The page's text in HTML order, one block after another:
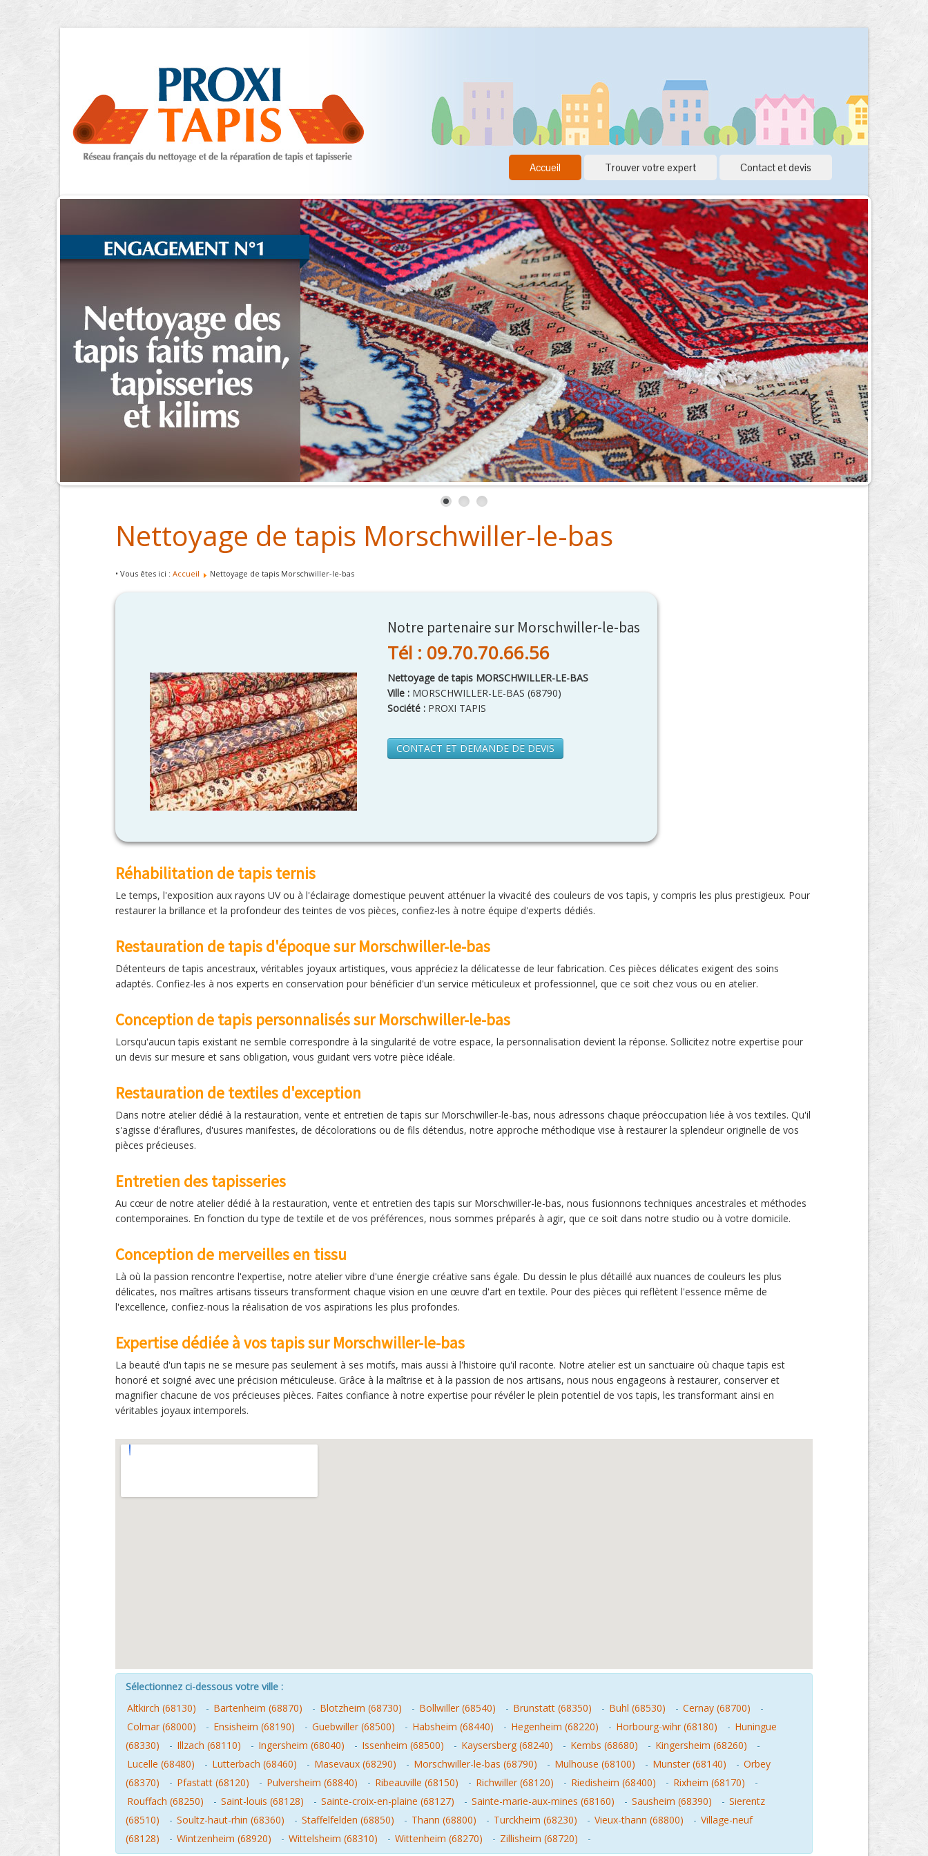
Accueil Trouver votre expert Contact et devis
Nettoyage de tapis Morschwiller-le-bas
• Vous êtes ici : Accueil Nettoyage de tapis Morschwiller-le-bas
Notre partenaire sur Morschwiller-le-bas
Tél : 09.70.70.66.56
Nettoyage de tapis MORSCHWILLER-LE-BAS
Ville : MORSCHWILLER-LE-BAS (68790)
Société : PROXI TAPIS
CONTACT ET DEMANDE DE DEVIS
Réhabilitation de tapis ternis
Le temps, l'exposition aux rayons UV ou à l'éclairage domestique peuvent atténuer la vivacité des couleurs de vos tapis, y compris les plus prestigieux. Pour
restaurer la brillance et la profondeur des teintes de vos pièces, confiez-les à notre équipe d'experts dédiés.
Restauration de tapis d'époque sur Morschwiller-le-bas
Détenteurs de tapis ancestraux, véritables joyaux artistiques, vous appréciez la délicatesse de leur fabrication. Ces pièces délicates exigent des soins
adaptés. Confiez-les à nos experts en conservation pour bénéficier d'un service méticuleux et professionnel, que ce soit chez vous ou en atelier.
Conception de tapis personnalisés sur Morschwiller-le-bas
Lorsqu'aucun tapis existant ne semble correspondre à la singularité de votre espace, la personnalisation devient la réponse. Sollicitez notre expertise pour
un devis sur mesure et sans obligation, vous guidant vers votre pièce idéale.
Restauration de textiles d'exception
Dans notre atelier dédié à la restauration, vente et entretien de tapis sur Morschwiller-le-bas, nous adressons chaque préoccupation liée à vos textiles. Qu'il
s'agisse d'éraflures, d'usures manifestes, de décolorations ou de fils détendus, notre approche méthodique vise à restaurer la splendeur originelle de vos
pièces précieuses.
Entretien des tapisseries
Au cœur de notre atelier dédié à la restauration, vente et entretien des tapis sur Morschwiller-le-bas, nous fusionnons techniques ancestrales et méthodes
contemporaines. En fonction du type de textile et de vos préférences, nous sommes préparés à agir, que ce soit dans notre studio ou à votre domicile.
Conception de merveilles en tissu
Là où la passion rencontre l'expertise, notre atelier vibre d'une énergie créative sans égale. Du dessin le plus détaillé aux nuances de couleurs les plus
délicates, nos maîtres artisans tisseurs transforment chaque vision en une œuvre d'art en textile. Pour des pièces qui reflètent l'essence même de
l'excellence, confiez-nous la réalisation de vos aspirations les plus profondes.
Expertise dédiée à vos tapis sur Morschwiller-le-bas
La beauté d'un tapis ne se mesure pas seulement à ses motifs, mais aussi à l'histoire qu'il raconte. Notre atelier est un sanctuaire où chaque tapis est
honoré et soigné avec une précision méticuleuse. Grâce à la maîtrise et à la passion de nos artisans, nous nous engageons à restaurer, conserver et
magnifier chacune de vos précieuses pièces. Faites confiance à notre expertise pour révéler le plein potentiel de vos tapis, les transformant ainsi en
véritables joyaux intemporels.
Sélectionnez ci-dessous votre ville :
Altkirch (68130)
- Bartenheim (68870) - Blotzheim (68730) - Bollwiller (68540) - Brunstatt (68350) - Buhl (68530) - Cernay (68700)
-
Colmar (68000)
- Ensisheim (68190) - Guebwiller (68500) - Habsheim (68440) - Hegenheim (68220) - Horbourg-wihr (68180) - Huningue
(68330)
- Illzach (68110) - Ingersheim (68040) - Issenheim (68500) - Kaysersberg (68240) - Kembs (68680) - Kingersheim (68260)
-
Lucelle (68480)
- Lutterbach (68460) - Masevaux (68290) - Morschwiller-le-bas (68790) - Mulhouse (68100) - Munster (68140) - Orbey
(68370)
- Pfastatt (68120) - Pulversheim (68840) - Ribeauville (68150) - Richwiller (68120) - Riedisheim (68400) - Rixheim (68170)
-
Rouffach (68250)
- Saint-louis (68128) - Sainte-croix-en-plaine (68127) - Sainte-marie-aux-mines (68160) - Sausheim (68390) - Sierentz
(68510)
- Soultz-haut-rhin (68360) - Staffelfelden (68850) - Thann (68800) - Turckheim (68230) - Vieux-thann (68800) - Village-neuf
(68128)
- Wintzenheim (68920) - Wittelsheim (68310) - Wittenheim (68270) - Zillisheim (68720) -